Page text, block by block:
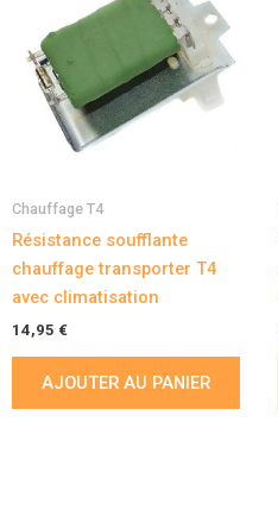
Chauffage T4
Résistance soufflante
chauffage transporter T4
avec climatisation
14,95 €
AJOUTER AU PANIER